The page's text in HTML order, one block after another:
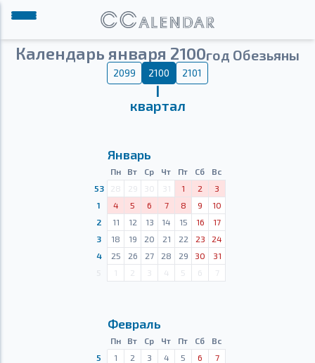
Календарь января 2100год Обезьяны
2099 2100 2101
Ⅰ
квартал
Январь
Пн Вт Ср Чт Пт Сб
Вс
53
28 29 30 31 1 2
3
1
4 5 6 7 8 9
10
2
11 12 13 14 15 16
17
3
18 19 20 21 22 23
24
4
25 26 27 28 29 30
31
1 2 3 4 5 6 7
Февраль
Пн Вт Ср Чт Пт Сб
Вс
5
1 2 3 4 5 6
7